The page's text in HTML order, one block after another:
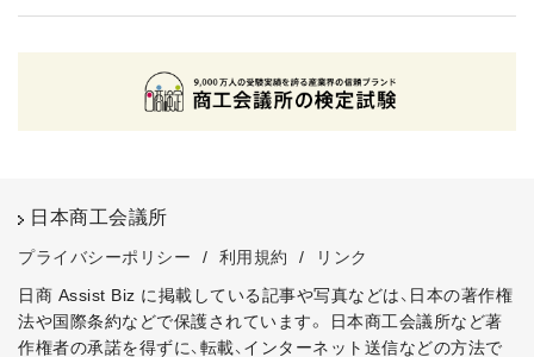
日本商工会議所
プライバシーポリシー / 利用規約 /
リンク
日商 Assist Biz に掲載している記事や写真などは、日本の著作権
法や国際条約などで保護されています。
日本商工会議所など著
作権者の承諾を得ずに、転載、インターネット送信などの方法で